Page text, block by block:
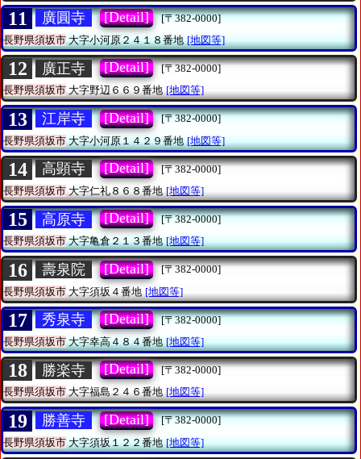
11 廣圓寺 [Detail]
[〒382-0000]
長野県須坂市大字小河原２４１８番地 [地図等]
12 廣正寺 [Detail]
[〒382-0000]
長野県須坂市大字野辺６６９番地 [地図等]
13 江岸寺 [Detail]
[〒382-0000]
長野県須坂市大字小河原１４２９番地 [地図等]
14 高顕寺 [Detail]
[〒382-0000]
長野県須坂市 大字仁礼８６８番地 [地図等]
15 高原寺 [Detail]
[〒382-0000]
長野県須坂市大字亀倉２１３番地 [地図等]
16 壽泉院 [Detail]
[〒382-0000]
長野県須坂市 大字須坂４番地 [地図等]
17 秀泉寺 [Detail]
[〒382-0000]
長野県須坂市大字幸高４８４番地 [地図等]
18 勝楽寺 [Detail]
[〒382-0000]
長野県須坂市大字福島２４６番地 [地図等]
19 勝善寺 [Detail]
[〒382-0000]
長野県須坂市大字須坂１２２番地 [地図等]